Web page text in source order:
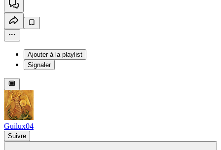
Ajouter à la playlist
Signaler
Guilux04
Suivre